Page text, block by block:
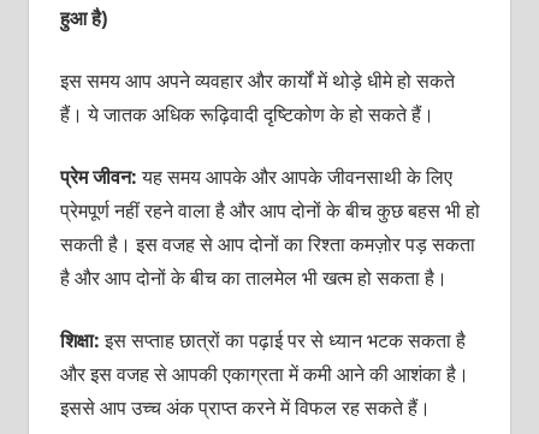
हुआ है)
इस समय आप अपने व्‍यवहार और कार्यों में थोड़े धीमे हो सकते
हैं। ये जातक अधिक रूढ़िवादी दृष्टिकोण के हो सकते हैं।
प्रेम जीवन:यह समय आपके और आपके जीवनसाथी के लिए
प्रेमपूर्ण नहीं रहने वाला है और आप दोनों के बीच कुछ बहस भी हो
सकती है। इस वजह से आप दोनों का रिश्‍ता कमज़ोर पड़ सकता
है और आप दोनों के बीच का तालमेल भी खत्‍म हो सकता है।
शिक्षा:इस सप्‍ताह छात्रों का पढ़ाई पर से ध्‍यान भटक सकता है
और इस वजह से आपकी एकाग्रता में कमी आने की आशंका है।
इससे आप उच्‍च अंक प्राप्‍त करने में विफल रह सकते हैं।